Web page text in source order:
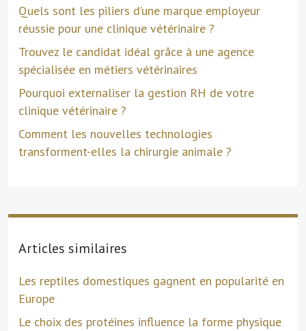
Quels sont les piliers d’une marque employeur
réussie pour une clinique vétérinaire ?
Trouvez le candidat idéal grâce à une agence
spécialisée en métiers vétérinaires
Pourquoi externaliser la gestion RH de votre
clinique vétérinaire ?
Comment les nouvelles technologies
transforment-elles la chirurgie animale ?
Articles similaires
Les reptiles domestiques gagnent en popularité en
Europe
Le choix des protéines influence la forme physique